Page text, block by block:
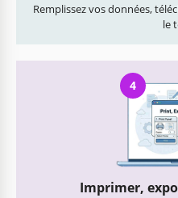
Remplissez vos données,
le
4
Imprimer,